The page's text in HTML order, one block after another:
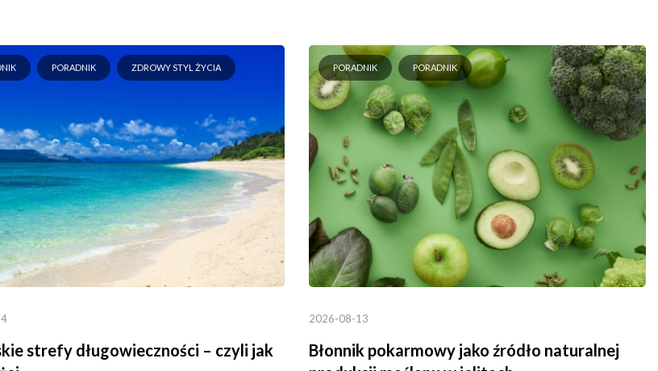
PORADNIK ZDROWY STYL ŻYCIA
strefy długowieczności – czyli jak
PORADNIK PORADNIK
2026-08-13
Błonnik pokarmowy jako źródło naturalnej